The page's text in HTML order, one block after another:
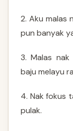
2. Aku malas
pun banyak
3. Malas
baju melayu
4. Nak fokus
pulak.